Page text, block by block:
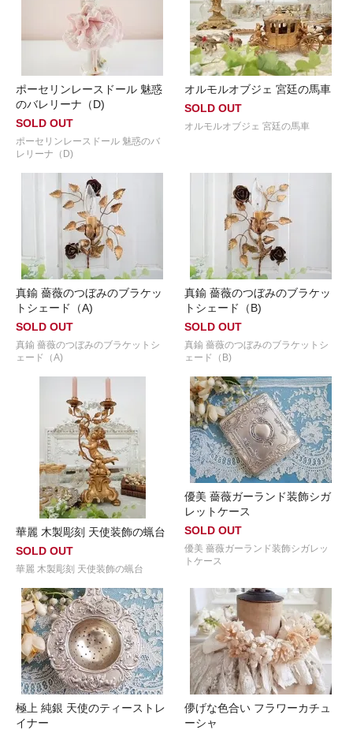
ポーセリンレースドール 魅惑
のバレリーナ（D)
SOLD OUT
ポーセリンレースドール 魅惑のバ
レリーナ（D)
オルモルオブジェ 宮廷の馬車
SOLD OUT
オルモルオブジェ 宮廷の馬車
真鍮 薔薇のつぼみのブラケッ
トシェード（A)
SOLD OUT
真鍮 薔薇のつぼみのブラケットシ
ェード（A)
真鍮 薔薇のつぼみのブラケッ
トシェード（B)
SOLD OUT
真鍮 薔薇のつぼみのブラケットシ
ェード（B)
華麗 木製彫刻 天使装飾の蝋台
SOLD OUT
華麗 木製彫刻 天使装飾の蝋台
優美 薔薇ガーランド装飾シガ
レットケース
SOLD OUT
優美 薔薇ガーランド装飾シガレッ
トケース
極上 純銀 天使のティーストレ
イナー
儚げな色合い フラワーカチュ
ーシャ